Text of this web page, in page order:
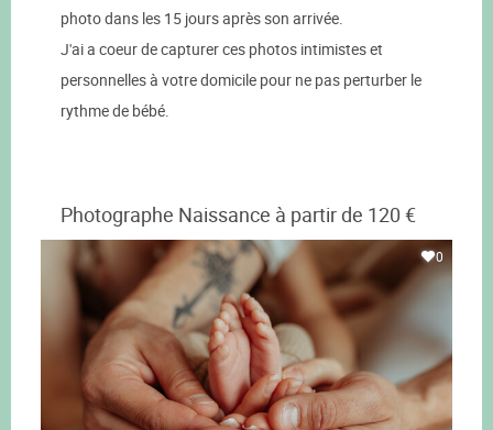
photo dans les 15 jours après son arrivée.
J'ai a coeur de capturer ces photos intimistes et
personnelles à votre domicile pour ne pas perturber le
rythme de bébé.
Photographe Naissance à partir de 120 €
0